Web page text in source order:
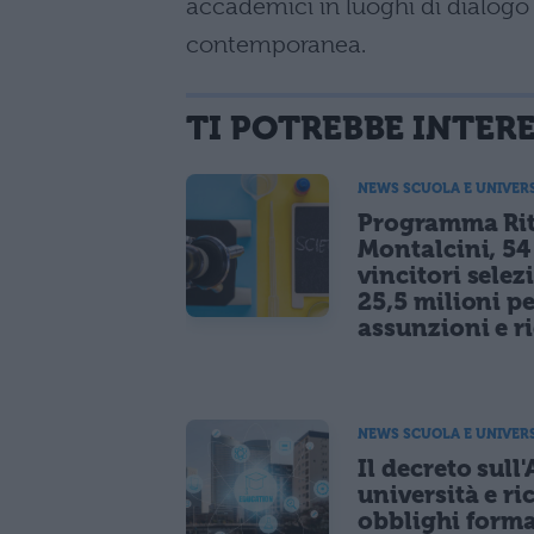
accademici in luoghi di
contemporanea.
TI POTREBBE
NEWS SCUOLA E
Programma
Montalcini, 54
vincitori
25,5 milioni
assunzioni e
NEWS SCUOLA E
Il decreto
università e
obblighi